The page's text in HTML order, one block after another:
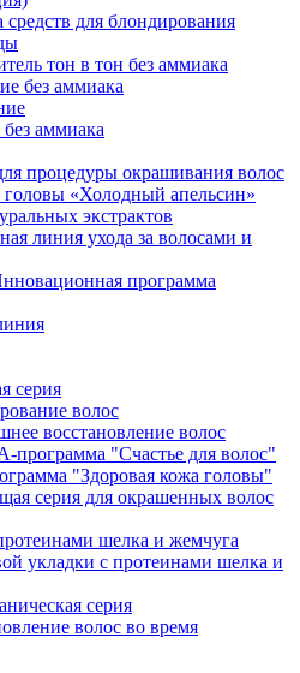
для блондирования
тон в тон без аммиака
без аммиака
аммиака
процедуры окрашивания волос
головы «Холодный апельсин»
экстрактов
линия ухода за волосами и
программа
серия
волос
восстановление волос
программа "Счастье для волос"
"Здоровая кожа головы"
серия для окрашенных волос
шелка и жемчуга
укладки с протеинами шелка и
серия
волос во время